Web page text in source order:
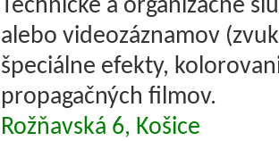
Technické a organizačné
alebo videozáznamov
špeciálne efekty,
propagačných filmov.
Rožňavská 6, Košice